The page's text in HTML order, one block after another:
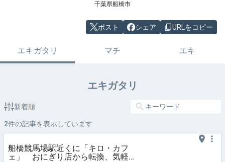
千葉県船橋市
ポスト シェア URLをコピー
エキガタリ マチ エキ
エキガタリ
新着順
2件の記事を表示しています
船橋競馬場駅近くに「キロ・カフ
ェ」 おにぎり店から転換、気軽に